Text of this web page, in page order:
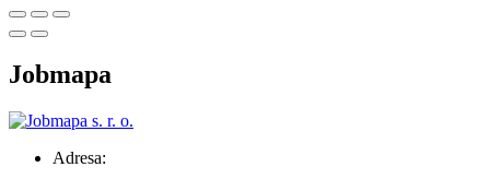
Jobmapa
Adresa: